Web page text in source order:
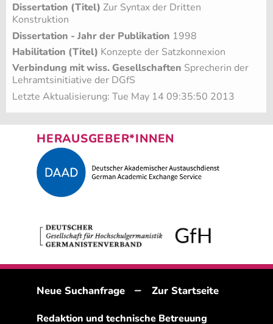
Dissertation (Titel) Zur Syntax der Dritten
Konstruktion
Dissertation - Jahr der Publikation 1998
Habilitation (Titel) Konzepte der Satzkonnexion
Verbindung mit wiss. Gesellschaften Sprecherin der
Lehramtsinitiative der DGfS
Letzte Aktualisierung: Tue May 14 09:35:50 2013
HERAUSGEBER*INNEN
Neue Suchanfrage – Zur Startseite
Redaktion und technische Betreuung